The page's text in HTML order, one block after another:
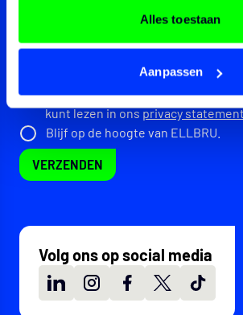
Alles toestaan
Aanpassen
relevante informatie met mij te
gaan wij zorgvuldig om met jouw
kunt lezen in onsprivacy
Blijf op de hoogte van ELLBRU.
VERZENDEN
Volg ons op social media
LinkedInInstagram
Facebook
X TikTok